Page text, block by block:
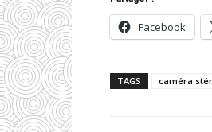
Facebook
TAGS caméra